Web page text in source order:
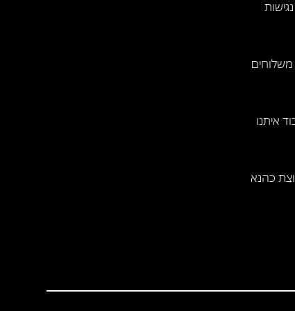
משלוחים
איתנו
כהנא